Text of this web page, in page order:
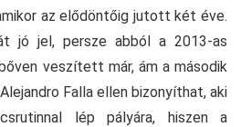
az elődöntőig jutott két éve.
jó jel, persze abból a 2013-as
veszített már, ám a második
Falla ellen bizonyíthat, aki
lép pályára, hiszen a